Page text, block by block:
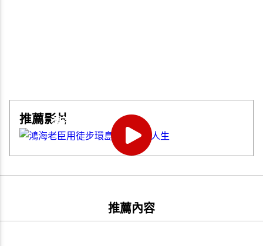
推薦影片鴻海老臣用徒步環島走出第二人生
推薦內容